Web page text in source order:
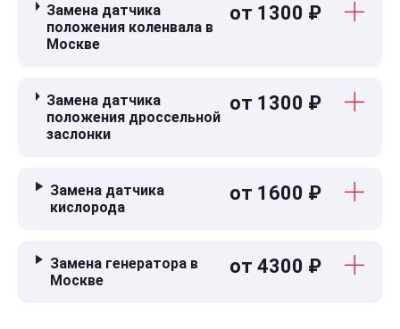
Замена датчика
положения коленвала в
Москве
от 1300 ₽
Замена датчика
положения дроссельной
заслонки
от 1300 ₽
Замена датчика
кислорода
от 1600 ₽
Замена генератора в
Москве
от 4300 ₽